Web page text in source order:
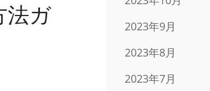
法ガ
2023年9月
2023年8月
2023年7月